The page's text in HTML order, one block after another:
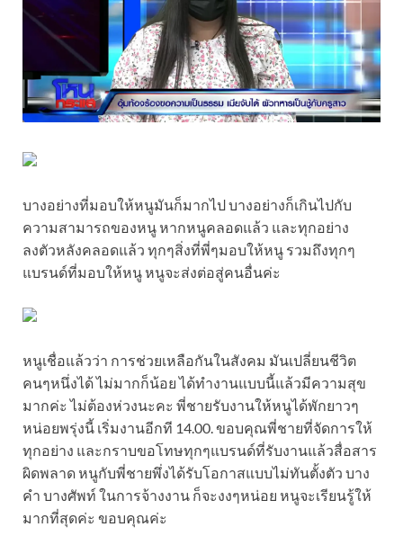
บางอย่างที่มอบให้หนูมันก็มากไป บางอย่างก็เกินไปกับ
ความสามารถของหนู หากหนูคลอดแล้ว และทุกอย่าง
ลงตัวหลังคลอดแล้ว ทุกๆสิ่งที่พี่ๆมอบให้หนู รวมถึงทุกๆ
แบรนด์ที่มอบให้หนู หนูจะส่งต่อสู่คนอื่นค่ะ
หนูเชื่อแล้วว่า การช่วยเหลือกันในสังคม มันเปลี่ยนชีวิต
คนๆหนึ่งได้ ไม่มากก็น้อย ได้ทำงานแบบนี้แล้วมีความสุข
มากค่ะ ไม่ต้องห่วงนะคะ พี่ชายรับงานให้หนูได้พักยาวๆ
หน่อยพรุ่งนี้ เริ่มงานอีกที 14.00. ขอบคุณพี่ชายที่จัดการให้
ทุกอย่าง และกราบขอโทษทุกๆแบรนด์ที่รับงานแล้วสื่อสาร
ผิดพลาด หนูกับพี่ชายพึ่งได้รับโอกาสแบบไม่ทันตั้งตัว บาง
คำ บางศัพท์ ในการจ้างงาน ก็จะงงๆหน่อย หนูจะเรียนรู้ให้
มากที่สุดค่ะ ขอบคุณค่ะ